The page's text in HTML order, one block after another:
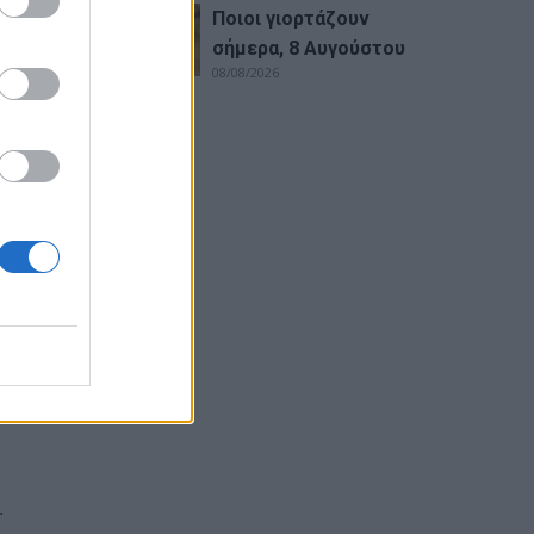
Ποιοι γιορτάζουν
σήμερα, 8 Αυγούστου
08/08/2026